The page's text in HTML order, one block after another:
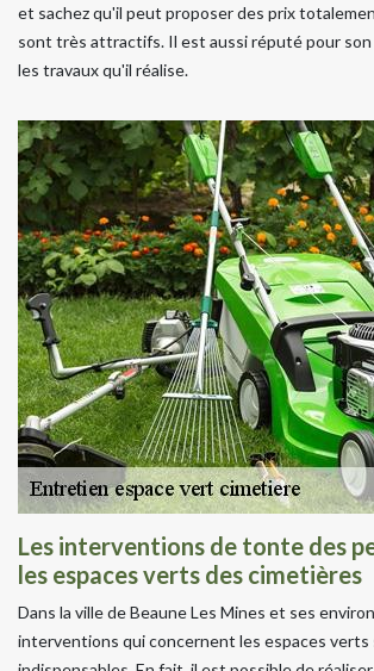
et sachez qu'il peut proposer des prix
sont très attractifs. Il est aussi réputé pour
les travaux qu'il réalise.
Les interventions de tonte des
les espaces verts des cimetières
Dans la ville de Beaune Les Mines et ses
interventions qui concernent les espaces verts